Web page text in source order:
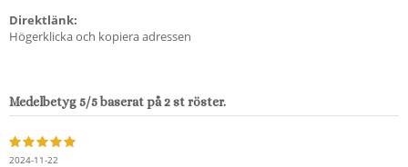
Direktlänk:
Högerklicka och kopiera adressen
Medelbetyg5/5 baserat på2st röster.
2024-11-22